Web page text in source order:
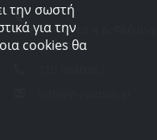
Διγενή Ακρίτα 4 & Φλέμινγκ,
Αργυρούπολη
την σωστή
για την
cookies θα